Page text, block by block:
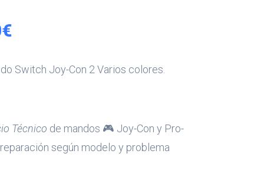
€Rango
precios:
50,00€
hasta
Switch Joy-Con 2 Varios colores.
Técnico de mandos 🎮 Joy-Con y Pro-
según modelo y problema